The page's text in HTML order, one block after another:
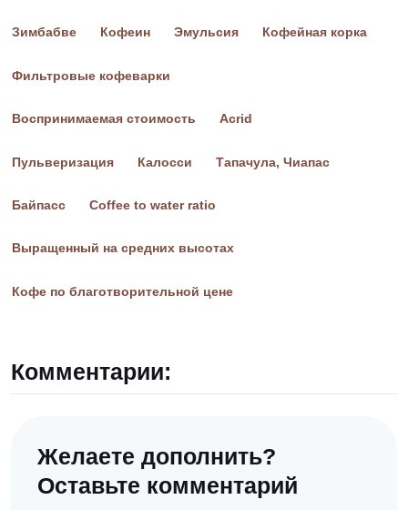
Зимбабве Кофеин Эмульсия Кофейная корка
Фильтровые кофеварки
Воспринимаемая стоимость Acrid
Пульверизация Калосси Тапачула, Чиапас
Байпасс Coffee to water ratio
Выращенный на средних высотах
Кофе по благотворительной цене
Комментарии:
Желаете дополнить?
Оставьте комментарий